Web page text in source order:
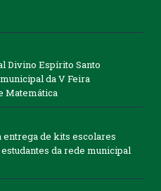
Divino Espírito Santo
da V Feira
Matemática
de kits escolares
da rede municipal